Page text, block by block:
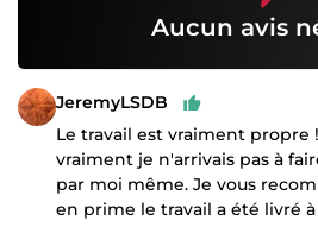
Aucun avis
JeremyLSDB
Le travail est vraiment propre
vraiment je n'arrivais pas à
par moi même. Je vous
en prime le travail a été livré